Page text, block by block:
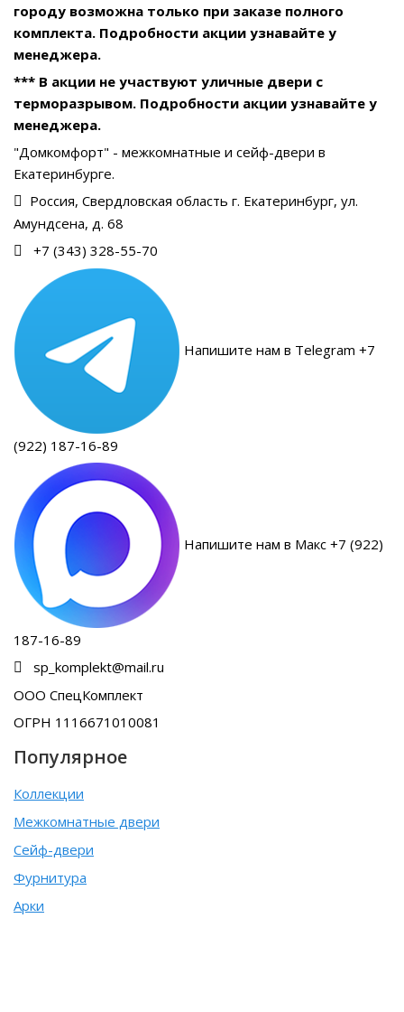
городу возможна только при заказе полного
комплекта. Подробности акции узнавайте у
менеджера.
*** В акции не участвуют уличные двери с
терморазрывом. Подробности акции узнавайте у
менеджера.
"Домкомфорт" - межкомнатные и сейф-двери в
Екатеринбурге.
Россия, Свердловская область г. Екатеринбург, ул.
Амундсена, д. 68
+7 (343) 328-55-70
Напишите нам в Telegram +7
(922) 187-16-89
Напишите нам в Макс +7 (922)
187-16-89
sp_komplekt@mail.ru
ООО СпецКомплект
ОГРН 1116671010081
Популярное
Коллекции
Межкомнатные двери
Сейф-двери
Фурнитура
Арки